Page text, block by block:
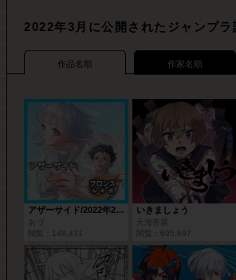
2022年3月に公開されたジャンプラ
作品名順 作家名順
アザーサイド/2022年2月期ブロンズルーキー賞
あづ
閲覧：
148,471
いきましょう
天海杏菜
閲覧： 695,897